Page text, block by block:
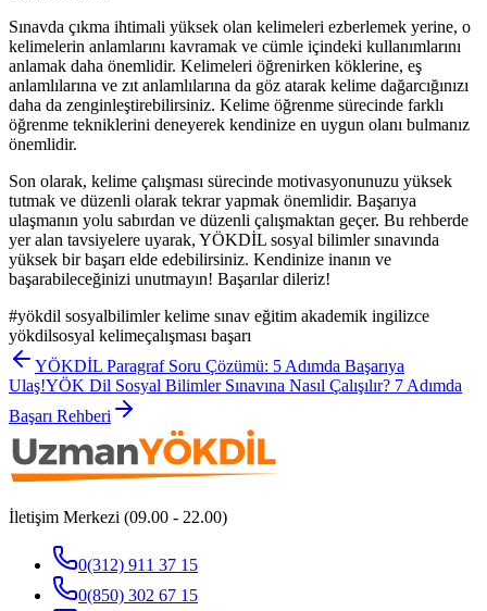
Sınavda çıkma ihtimali yüksek olan kelimeleri ezberlemek yerine, o
kelimelerin anlamlarını kavramak ve cümle içindeki kullanımlarını
anlamak daha önemlidir. Kelimeleri öğrenirken köklerine, eş
anlamlılarına ve zıt anlamlılarına da göz atarak kelime dağarcığınızı
daha da zenginleştirebilirsiniz. Kelime öğrenme sürecinde farklı
öğrenme tekniklerini deneyerek kendinize en uygun olanı bulmanız
önemlidir.
Son olarak, kelime çalışması sürecinde motivasyonunuzu yüksek
tutmak ve düzenli olarak tekrar yapmak önemlidir. Başarıya
ulaşmanın yolu sabırdan ve düzenli çalışmaktan geçer. Bu rehberde
yer alan tavsiyelere uyarak, YÖKDİL sosyal bilimler sınavında
yüksek bir başarı elde edebilirsiniz. Kendinize inanın ve
başarabileceğinizi unutmayın! Başarılar dileriz!
#yökdil sosyalbilimler kelime sınav eğitim akademik ingilizce
yökdilsosyal kelimeçalışması başarı
YÖKDİL Paragraf Soru Çözümü: 5 Adımda Başarıya
Ulaş!YÖK Dil Sosyal Bilimler Sınavına Nasıl Çalışılır? 7 Adımda
Başarı Rehberi
İletişim Merkezi (09.00 - 22.00)
0(312) 911 37 15
0(850) 302 67 15